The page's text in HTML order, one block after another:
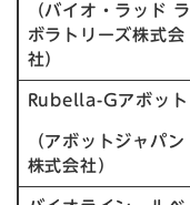
（バイオ・ラッド ラ
ボラトリーズ株式会
社）
Rubella-Gアボット
（アボットジャパン
株式会社）